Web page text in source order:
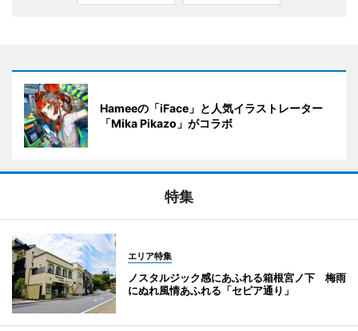
Hameeの「iFace」と人気イラストレーター
「Mika Pikazo」がコラボ
特集
エリア特集
ノスタルジック感にあふれる箱根宮ノ下 梅雨
にぬれ風情あふれる「セピア通り」